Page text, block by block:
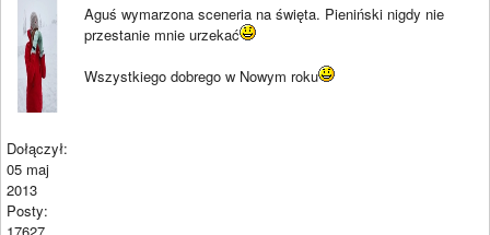
Dołączył:
05 maj
2013
Posty:
Aguś wymarzona sceneria na święta. Pieniński nigdy nie
przestanie mnie urzekać
Wszystkiego dobrego w Nowym roku